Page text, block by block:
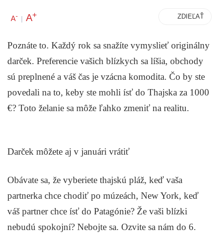
A- | A+ ZDIEĽAŤ
Poznáte to. Každý rok sa snažíte vymyslieť originálny
darček. Preferencie vašich blízkych sa líšia, obchody
sú preplnené a váš čas je vzácna komodita. Čo by ste
povedali na to, keby ste mohli ísť do Thajska za 1000
€? Toto želanie sa môže ľahko zmeniť na realitu.
Darček môžete aj v januári vrátiť
Obávate sa, že vyberiete thajskú pláž, keď vaša
partnerka chce chodiť po múzeách, New York, keď
váš partner chce ísť do Patagónie? Že vaši blízki
nebudú spokojní? Nebojte sa. Ozvite sa nám do 6.